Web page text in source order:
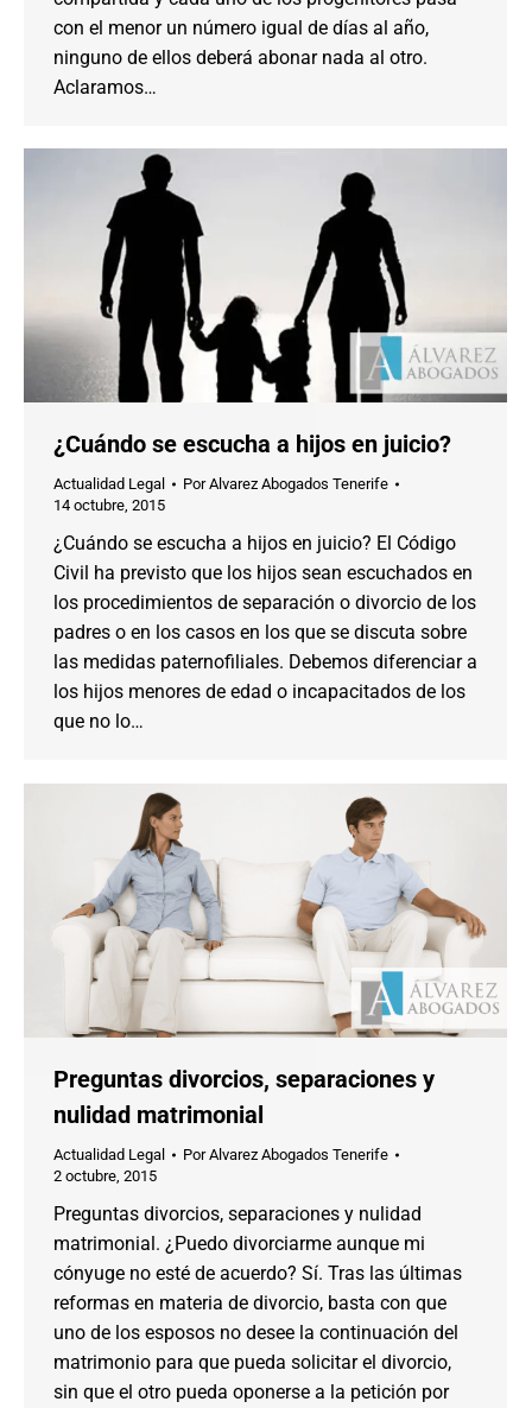
con el menor un número igual de días al año,
ninguno de ellos deberá abonar nada al otro.
Aclaramos…
¿Cuándo se escucha a hijos en juicio?
Actualidad Legal PorAlvarez Abogados Tenerife
14 octubre, 2015
¿Cuándo se escucha a hijos en juicio? El Código
Civil ha previsto que los hijos sean escuchados en
los procedimientos de separación o divorcio de los
padres o en los casos en los que se discuta sobre
las medidas paternofiliales. Debemos diferenciar a
los hijos menores de edad o incapacitados de los
que no lo…
Preguntas divorcios, separaciones y
nulidad matrimonial
Actualidad Legal PorAlvarez Abogados Tenerife
2 octubre, 2015
Preguntas divorcios, separaciones y nulidad
matrimonial. ¿Puedo divorciarme aunque mi
cónyuge no esté de acuerdo? Sí. Tras las últimas
reformas en materia de divorcio, basta con que
uno de los esposos no desee la continuación del
matrimonio para que pueda solicitar el divorcio,
sin que el otro pueda oponerse a la petición por